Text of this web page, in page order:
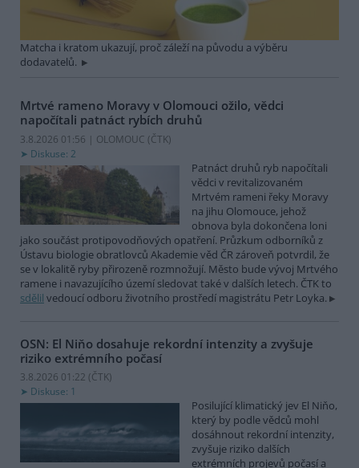
Matcha i kratom ukazují, proč záleží na původu a výběru
dodavatelů.
Mrtvé rameno Moravy v Olomouci ožilo, vědci
napočítali patnáct rybích druhů
3.8.2026 01:56 | OLOMOUC (ČTK)
Diskuse: 2
Patnáct druhů ryb napočítali
vědci v revitalizovaném
Mrtvém rameni řeky Moravy
na jihu Olomouce, jehož
obnova byla dokončena loni
jako součást protipovodňových opatření. Průzkum odborníků z
Ústavu biologie obratlovců Akademie věd ČR zároveň potvrdil, že
se v lokalitě ryby přirozeně rozmnožují. Město bude vývoj Mrtvého
ramene i navazujícího území sledovat také v dalších letech. ČTK to
sdělil vedoucí odboru životního prostředí magistrátu Petr Loyka.
OSN: El Niňo dosahuje rekordní intenzity a zvyšuje
riziko extrémního počasí
3.8.2026 01:22 (ČTK)
Diskuse: 1
Posilující klimatický jev El Niňo,
který by podle vědců mohl
dosáhnout rekordní intenzity,
zvyšuje riziko dalších
extrémních projevů počasí a